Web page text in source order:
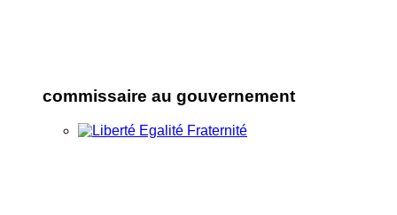
commissaire au gouvernement